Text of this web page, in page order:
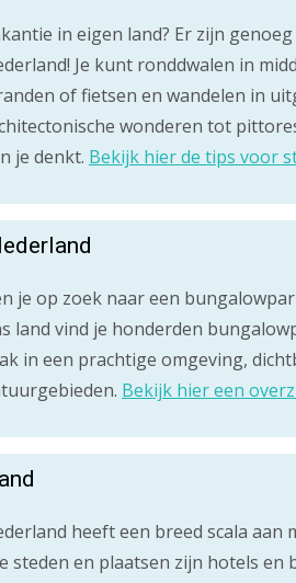
in eigen land? Er zijn
Je kunt ronddwalen in
of fietsen en wandelen in
wonderen tot
je denkt. Bekijk hier de tips voor
je op zoek naar een
land vind je honderden
in een prachtige omgeving,
Bekijk hier een
heeft een breed scala aan
steden en plaatsen zijn hotels en